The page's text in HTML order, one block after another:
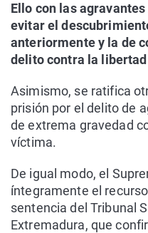
Ello con las
evitar el
anteriormente y la de
delito contra la
Asimismo, se ratifica
prisión por el delito de
de extrema gravedad
víctima.
De igual modo, el
íntegramente el
sentencia del Tribunal
Extremadura, que